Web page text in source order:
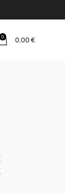
0 0,00€